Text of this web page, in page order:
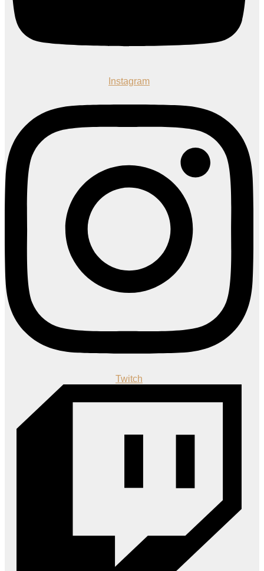
Instagram
Twitch